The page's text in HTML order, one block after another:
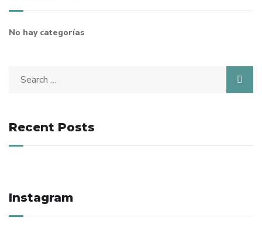
No hay categorías
Search
Recent Posts
Instagram